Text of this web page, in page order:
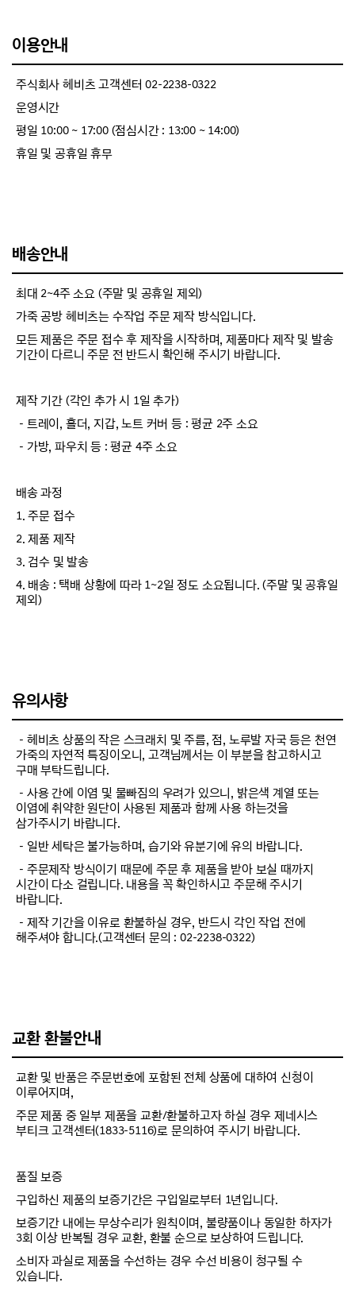
이용안내
주식회사 헤비츠 고객센터 02-2238-0322
운영시간
평일 10:00 ~ 17:00 (점심시간 : 13:00 ~ 14:00)
휴일 및 공휴일 휴무
배송안내
최대 2~4주 소요 (주말 및 공휴일 제외)
가죽 공방 헤비츠는 수작업 주문 제작 방식입니다.
모든 제품은 주문 접수 후 제작을 시작하며, 제품마다 제작 및 발송
기간이 다르니 주문 전 반드시 확인해 주시기 바랍니다.
제작 기간 (각인 추가 시 1일 추가)
－트레이, 홀더, 지갑, 노트 커버 등 : 평균 2주 소요
－가방, 파우치 등 : 평균 4주 소요
배송 과정
1. 주문 접수
2. 제품 제작
3. 검수 및 발송
4. 배송 : 택배 상황에 따라 1~2일 정도 소요됩니다. (주말 및 공휴일
제외)
유의사항
－헤비츠 상품의 작은 스크래치 및 주름, 점, 노루발 자국 등은 천연
가죽의 자연적 특징이오니, 고객님께서는 이 부분을 참고하시고
구매 부탁드립니다.
－사용 간에 이염 및 물빠짐의 우려가 있으니, 밝은색 계열 또는
이염에 취약한 원단이 사용된 제품과 함께 사용 하는것을
삼가주시기 바랍니다.
－일반 세탁은 불가능하며, 습기와 유분기에 유의 바랍니다.
－주문제작 방식이기 때문에 주문 후 제품을 받아 보실 때까지
시간이 다소 걸립니다. 내용을 꼭 확인하시고 주문해 주시기
바랍니다.
－제작 기간을 이유로 환불하실 경우, 반드시 각인 작업 전에
해주셔야 합니다.(고객센터 문의 : 02-2238-0322)
교환 환불안내
교환 및 반품은 주문번호에 포함된 전체 상품에 대하여 신청이
이루어지며,
주문 제품 중 일부 제품을 교환/환불하고자 하실 경우 제네시스
부티크 고객센터(1833-5116)로 문의하여 주시기 바랍니다.
품질 보증
구입하신 제품의 보증기간은 구입일로부터 1년입니다.
보증기간 내에는 무상수리가 원칙이며, 불량품이나 동일한 하자가
3회 이상 반복될 경우 교환, 환불 순으로 보상하여 드립니다.
소비자 과실로 제품을 수선하는 경우 수선 비용이 청구될 수
있습니다.